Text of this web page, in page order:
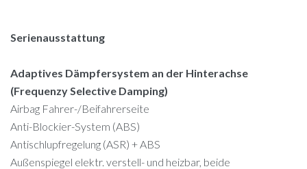
Serienausstattung
Adaptives Dämpfersystem an der Hinterachse
(Frequenzy Selective Damping)
Airbag Fahrer-/Beifahrerseite
Anti-Blockier-System (ABS)
Antischlupfregelung (ASR) + ABS
Außenspiegel elektr. verstell- und heizbar, beide